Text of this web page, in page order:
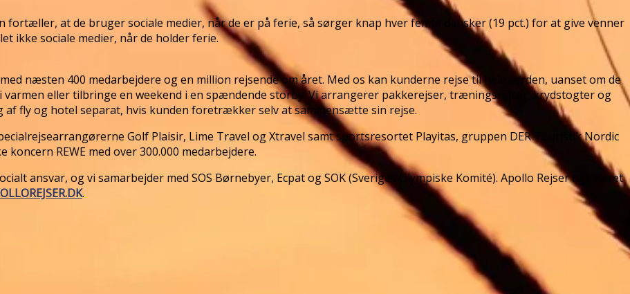
fortæller, at de bruger sociale medier, når de er på ferie, så sørger knap hver femte dansker (19 pct.) for at give venner
ikke sociale medier, når de holder ferie.
næsten 400 medarbejdere og en million rejsende om året. Med os kan kunderne rejse til hele verden, uanset om de
eller tilbringe en weekend i en spændende storby. Vi arrangerer pakkerejser, træningsrejser, krydstogter og
fly og hotel separat, hvis kunden foretrækker selv at sammensætte sin rejse.
Golf Plaisir, Lime Travel og Xtravel samt sportsresortet Playitas, gruppen DER Touristik Nordic
REWE med over 300.000 medarbejdere.
ansvar, og vi samarbejder med SOS Børnebyer, Ecpat og SOK (Sveriges Olympiske Komité). Apollo Rejser har været
.